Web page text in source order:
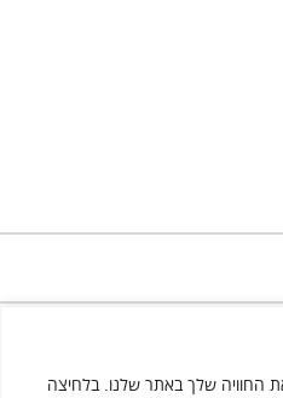
החוויה שלך באתר שלנו. בלחיצה